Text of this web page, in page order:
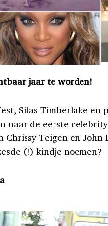
jaar te worden!
Silas Timberlake en
naar de eerste
Chrissy Teigen en John
(!) kindje noemen?